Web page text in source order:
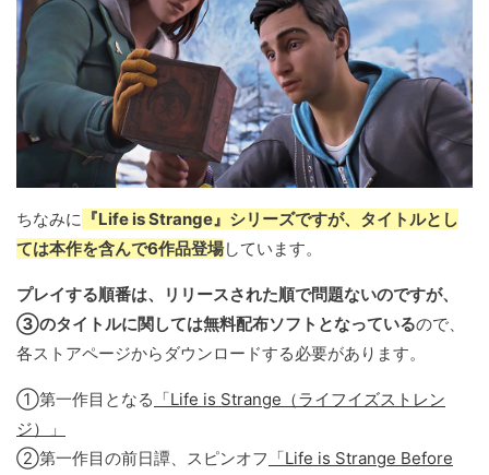
ちなみに 『Life is Strange』シリーズですが、タイトルとし
ては本作を含んで6作品登場しています。
プレイする順番は、リリースされた順で問題ないのですが、
③のタイトルに関しては無料配布ソフトとなっているので、
各ストアページからダウンロードする必要があります。
①第一作目となる 「Life is Strange（ライフイズストレン
ジ）」
②第一作目の前日譚、スピンオフ 「Life is Strange Before